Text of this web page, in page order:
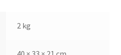
2 kg